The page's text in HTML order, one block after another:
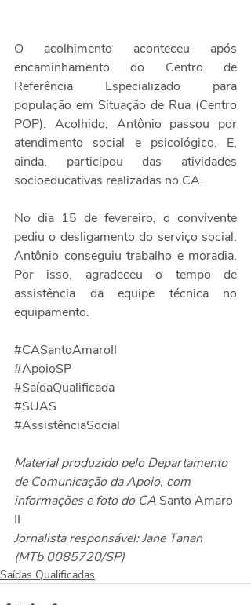
O acolhimento aconteceu após
encaminhamento do Centro de
Referência Especializado para
população em Situação de Rua (Centro
POP). Acolhido, Antônio passou por
atendimento social e psicológico. E,
ainda, participou das atividades
socioeducativas realizadas no CA.
No dia 15 de fevereiro, o convivente
pediu o desligamento do serviço social.
Antônio conseguiu trabalho e moradia.
Por isso, agradeceu o tempo de
assistência da equipe técnica no
equipamento.
#CASantoAmaroII
#ApoioSP
#SaídaQualificada
#SUAS
#AssistênciaSocial
Material produzido pelo Departamento
de Comunicação da Apoio, com
informações e foto do CA Santo Amaro
II
Jornalista responsável: Jane Tanan
(MTb 0085720/SP)
Saídas Qualificadas